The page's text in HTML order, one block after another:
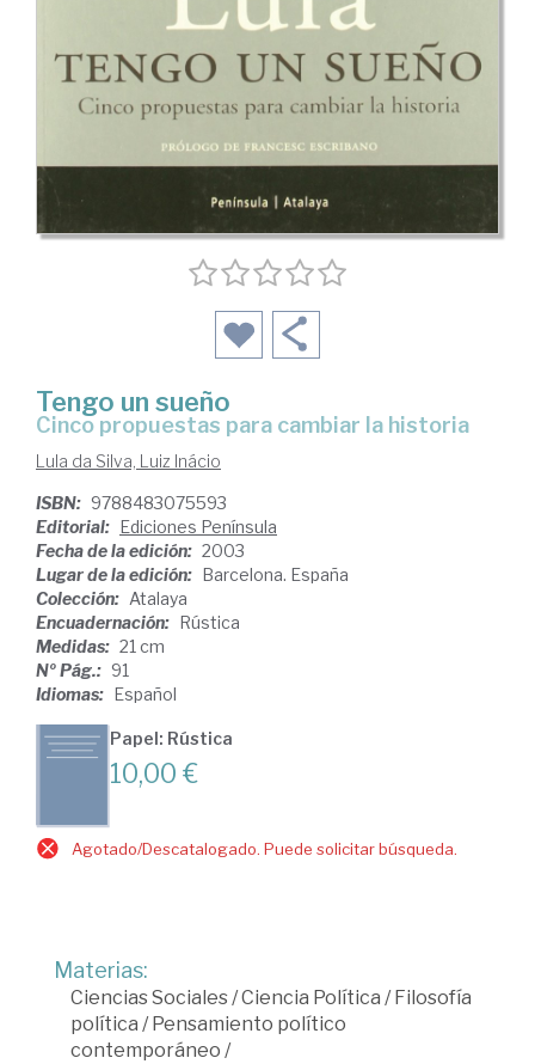
Tengo un sueño
cinco propuestas para cambiar la historia
Lula da Silva, Luiz Inácio
ISBN: 9788483075593
Editorial: Ediciones Península
Fecha de la edición: 2003
Lugar de la edición: Barcelona. España
Colección: Atalaya
Encuadernación: Rústica
Medidas: 21 cm
Nº Pág.: 91
Idiomas: Español
Papel: Rústica
10,00 €
Agotado/Descatalogado. Puede solicitar búsqueda.
Materias:
Ciencias Sociales/Ciencia Política / Filosofía
política / Pensamiento político
contemporáneo /